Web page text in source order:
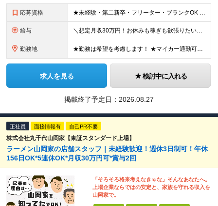
応募資格 ★未経験・第二新卒・フリーター・ブランクOK ★学歴不問！ □転職回数が気になる方 □飲食業界にチャレンジしたい方 「やってみたい」という気持ちがあれば、皆さん大歓迎です♪ ◎こんな方が活躍して
給与 ＼想定月収30万円！お休みも稼ぎも欲張りたい方にピッタリ！／ ★業績好調のため賞与2ヶ月分支給実績 ★誕生日手当など手当充実 ★年2回昇給チャンス有 ★残業代全額支給（1分単位で支給） 月給25万
勤務地 ★勤務は希望を考慮します！ ★マイカー通勤可（駐車場完備） ★全国の各店舗で募集中！続々出店予定！ ～国内300店舗、47都道府県への展開を目標に出店中！～ ▼積極採用地域▼ ・中部（富山、石川、
求人を見る 検討中に入れる
掲載終了予定日： 2026.08.27
正社員 面接情報有 自己PR不要
株式会社丸千代山岡家【東証スタンダード上場】
ラーメン山岡家の店舗スタッフ｜未経験歓迎！週休3日制可！年休
156日OK*5連休OK*月収30万円可*賞与2回
「そろそろ将来考えなきゃな」そんなあなたへ。
上場企業ならではの安定と、家族を守れる収入を
山岡家で。